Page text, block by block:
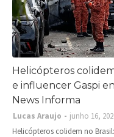
Helicópteros
e influencer Gaspi
News Informa
Lucas Araujo
junho 16,
Helicópteros colidem no